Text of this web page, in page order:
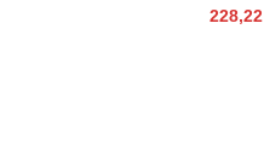
228,22